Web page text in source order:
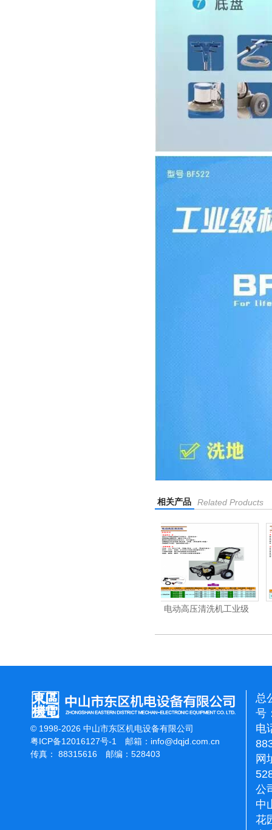
相关产品 Related Products
杰霸-强力吹干机
© 1998-2026 中山市东区机电设备有限公司
粤ICP备12016127号-1
邮箱： info@dqjd.com.cn
传真： 88315616 邮编：528403
总
号
电
网
公
中
花